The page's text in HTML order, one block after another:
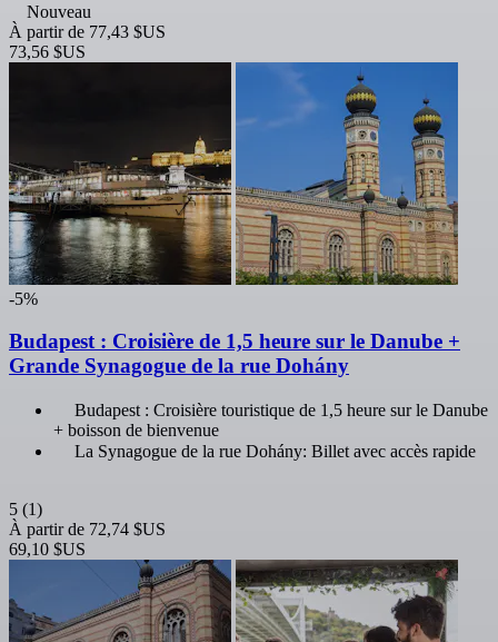
Nouveau
À partir de 77,43 $US
73,56 $US
-5%
Budapest : Croisière de 1,5 heure sur le Danube +
Grande Synagogue de la rue Dohány
Budapest : Croisière touristique de 1,5 heure sur le Danube
+ boisson de bienvenue
La Synagogue de la rue Dohány: Billet avec accès rapide
5 (1)
À partir de 72,74 $US
69,10 $US